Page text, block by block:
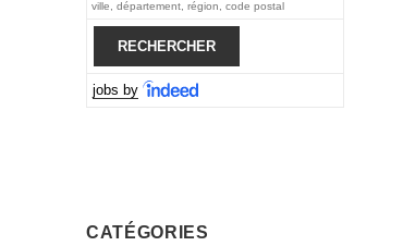
ville, département, région, code postal
jobs by
CATÉGORIES